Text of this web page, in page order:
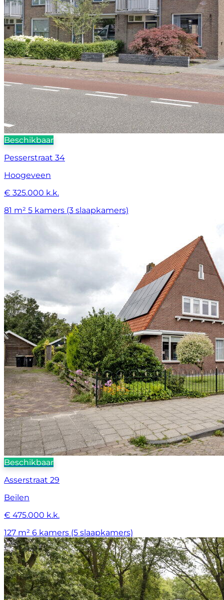
Beschikbaar
Pesserstraat 34
Hoogeveen
€ 325.000 k.k.
81 m² 5 kamers (3 slaapkamers)
Beschikbaar
Asserstraat 29
Beilen
€ 475.000 k.k.
127 m² 6 kamers (5 slaapkamers)